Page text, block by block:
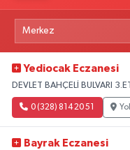
Yediocak Eczanesi
DEVLET BAHÇELİ BULVARI
0 (328) 814 20 51
Bayrak Eczanesi